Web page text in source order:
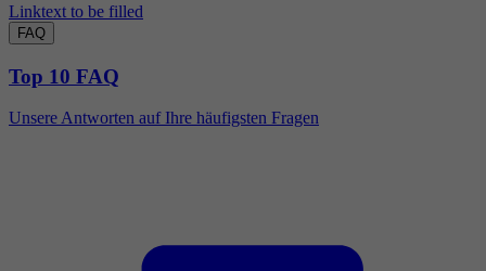
Linktext to be filled
FAQ
Top 10 FAQ
Unsere Antworten auf Ihre häufigsten Fragen